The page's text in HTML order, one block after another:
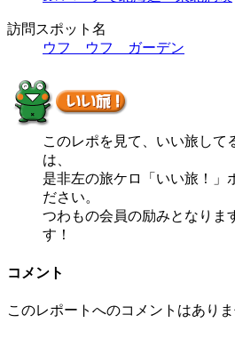
訪問スポット名
ウフ ウフ ガーデン
このレポを見て、いい旅して
は、
是非左の旅ケロ「いい旅！」
ださい。
つわもの会員の励みとなりま
す！
コメント
このレポートへのコメントはありま